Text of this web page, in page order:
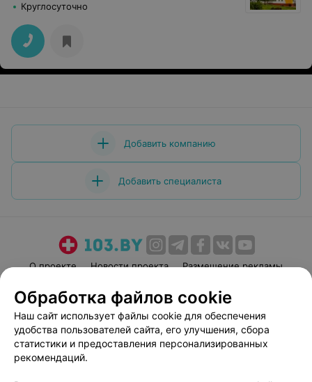
Круглосуточно
Добавить компанию
Добавить специалиста
О проекте Новости проекта
Размещение рекламы
Пользовательское соглашение
Способы оплаты
Вакансии
Партнеры
Написать руководителю 103.by
Обработка файлов cookie
Наш сайт использует файлы cookie для обеспечения
удобства пользователей сайта, его улучшения, сбора
статистики и предоставления персонализированных
рекомендаций.